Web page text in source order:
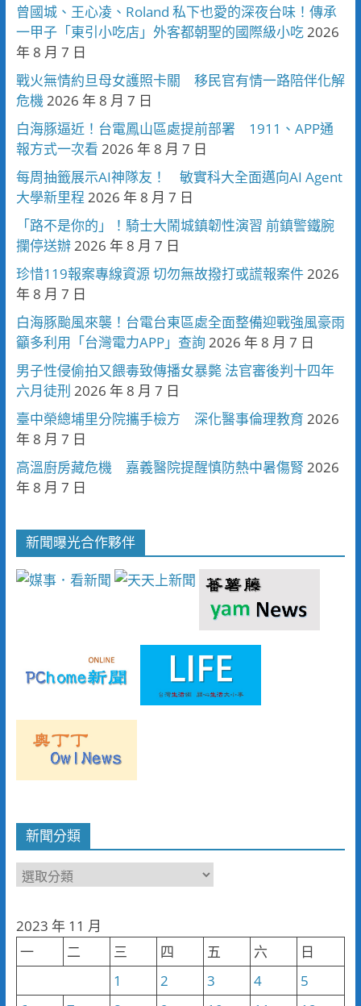
曾國城、王心凌、Roland 私下也愛的深夜台味！傳承
一甲子「東引小吃店」外客都朝聖的國際級小吃2026
年 8 月 7 日
戰火無情約旦母女護照卡關 移民官有情一路陪伴化解
危機2026 年 8 月 7 日
白海豚逼近！台電鳳山區處提前部署 1911、APP通
報方式一次看 2026 年 8 月 7 日
每周抽籤展示AI神隊友！ 敏實科大全面邁向AI Agent
大學新里程 2026 年 8 月 7 日
「路不是你的」！騎士大鬧城鎮韌性演習 前鎮警鐵腕
攔停送辦2026 年 8 月 7 日
珍惜119報案專線資源 切勿無故撥打或謊報案件2026
年 8 月 7 日
白海豚颱風來襲！台電台東區處全面整備迎戰強風豪雨
籲多利用「台灣電力APP」查詢 2026 年 8 月 7 日
男子性侵偷拍又餵毒致傳播女暴斃 法官審後判十四年
六月徒刑 2026 年 8 月 7 日
臺中榮總埔里分院攜手檢方 深化醫事倫理教育 2026
年 8 月 7 日
高溫廚房藏危機 嘉義醫院提醒慎防熱中暑傷腎 2026
年 8 月 7 日
新聞曝光合作夥伴
新聞分類
新
類
2023 年 11 月
一
二 三 四 五 六
日
1
2 3 4
5